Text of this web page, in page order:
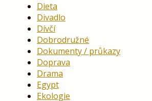
Dieta
Divadlo
Dívčí
Dobrodružné
Dokumenty / průkazy
Doprava
Drama
Egypt
Ekologie